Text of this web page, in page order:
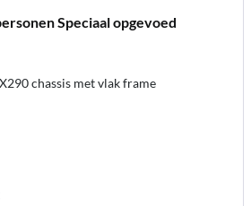
Speciaal opgevoed
chassis met vlak frame